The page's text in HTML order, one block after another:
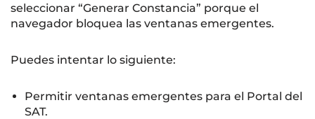
seleccionar “Generar Constancia” porque el
navegador bloquea las ventanas emergentes.
Puedes intentar lo siguiente:
Permitir ventanas emergentes para el Portal del
SAT.